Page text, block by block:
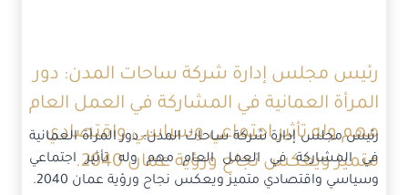
رئيس مجلس إدارة شركة ساحات المدن: دور
المرأة العمانية في المشاركة في العمل العام
مهم وله تأثير اجتماعي وسياسي واقتصادي
متميز ويعكس نجاح ورؤية عمان 2040.
رئيس مجلس إدارة شركة ساحات المدن: دور المرأة العمانية
في المشاركة في العمل العام مهم وله تأثير اجتماعي
وسياسي واقتصادي متميز ويعكس نجاح ورؤية عمان 2040.